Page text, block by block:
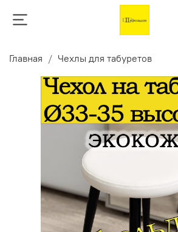
Главная Чехлы для табуретов